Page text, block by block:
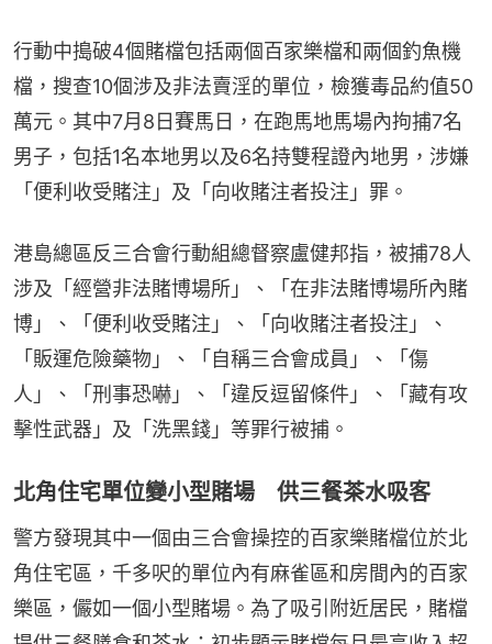
行動中搗破4個賭檔包括兩個百家樂檔和兩個釣魚機
檔，搜查10個涉及非法賣淫的單位，檢獲毒品約值50
萬元。其中7月8日賽馬日，在跑馬地馬場內拘捕7名
男子，包括1名本地男以及6名持雙程證內地男，涉嫌
「便利收受賭注」及「向收賭注者投注」罪。
港島總區反三合會行動組總督察盧健邦指，被捕78人
涉及「經營非法賭博場所」、「在非法賭博場所內賭
博」、「便利收受賭注」、「向收賭注者投注」、
「販運危險藥物」、「自稱三合會成員」、「傷
人」、「刑事恐嚇」、「違反逗留條件」、「藏有攻
擊性武器」及「洗黑錢」等罪行被捕。
北角住宅單位變小型賭場 供三餐茶水吸客
警方發現其中一個由三合會操控的百家樂賭檔位於北
角住宅區，千多呎的單位內有麻雀區和房間內的百家
樂區，儼如一個小型賭場。為了吸引附近居民，賭檔